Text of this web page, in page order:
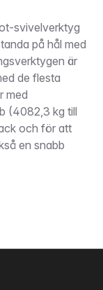
svivelverktyg
på hål med
är
de flesta
med
(4082,3 kg till
och för att
en snabb